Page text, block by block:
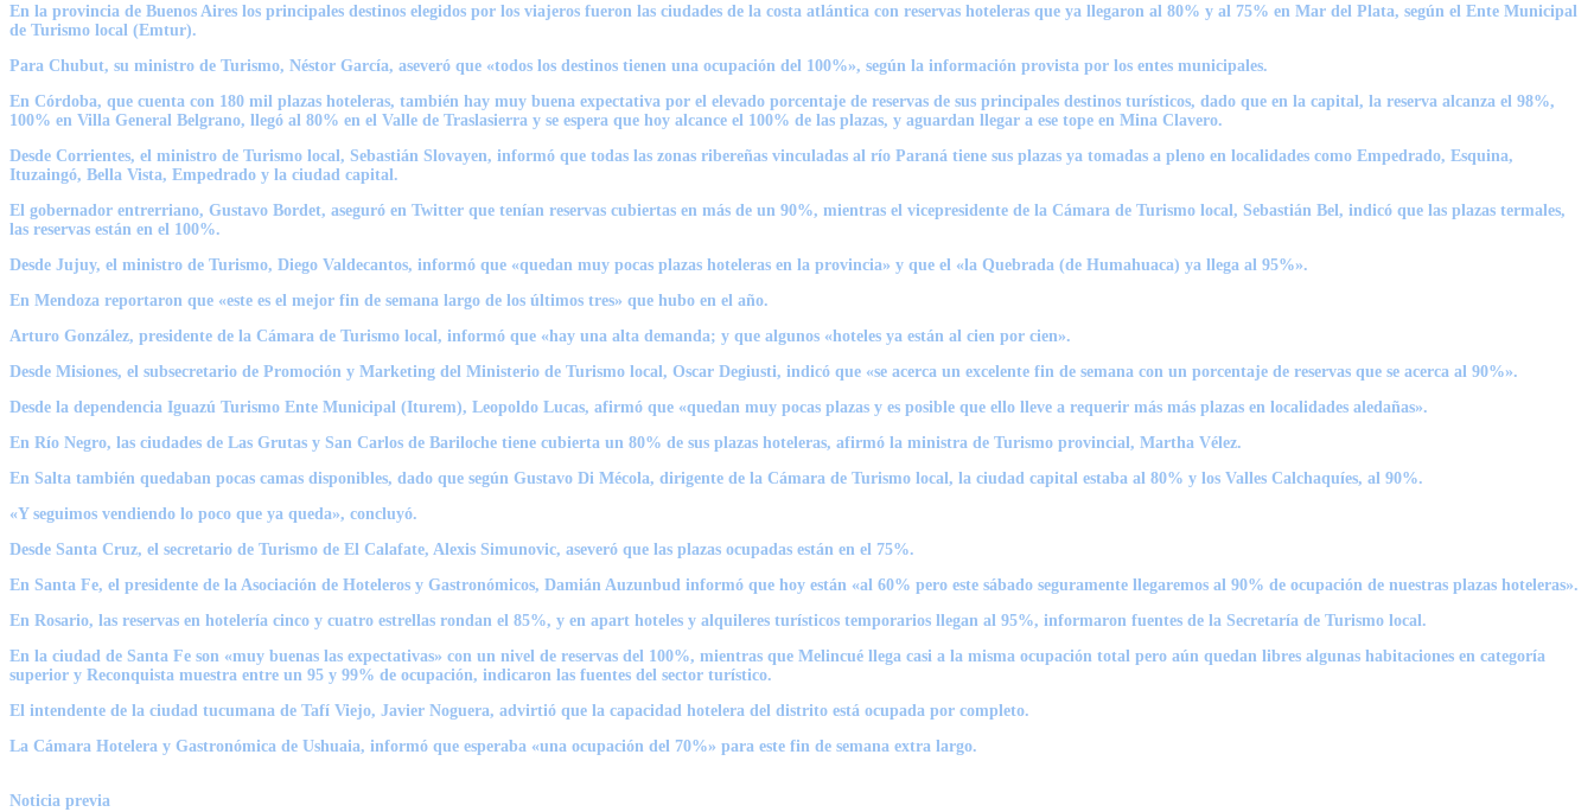
En la provincia de Buenos Aires los principales destinos elegidos por los viajeros fueron las ciudades de la costa atlántica con reservas hoteleras que ya llegaron al 80% y al 75% en Mar del Plata, según el Ente Municipal
de Turismo local (Emtur).
Para Chubut, su ministro de Turismo, Néstor García, aseveró que «todos los destinos tienen una ocupación del 100%», según la información provista por los entes municipales.
En Córdoba, que cuenta con 180 mil plazas hoteleras, también hay muy buena expectativa por el elevado porcentaje de reservas de sus principales destinos turísticos, dado que en la capital, la reserva alcanza el 98%,
100% en Villa General Belgrano, llegó al 80% en el Valle de Traslasierra y se espera que hoy alcance el 100% de las plazas, y aguardan llegar a ese tope en Mina Clavero.
Desde Corrientes, el ministro de Turismo local, Sebastián Slovayen, informó que todas las zonas ribereñas vinculadas al río Paraná tiene sus plazas ya tomadas a pleno en localidades como Empedrado, Esquina,
Ituzaingó, Bella Vista, Empedrado y la ciudad capital.
El gobernador entrerriano, Gustavo Bordet, aseguró en Twitter que tenían reservas cubiertas en más de un 90%, mientras el vicepresidente de la Cámara de Turismo local, Sebastián Bel, indicó que las plazas termales,
las reservas están en el 100%.
Desde Jujuy, el ministro de Turismo, Diego Valdecantos, informó que «quedan muy pocas plazas hoteleras en la provincia» y que el «la Quebrada (de Humahuaca) ya llega al 95%».
En Mendoza reportaron que «este es el mejor fin de semana largo de los últimos tres» que hubo en el año.
Arturo González, presidente de la Cámara de Turismo local, informó que «hay una alta demanda; y que algunos «hoteles ya están al cien por cien».
Desde Misiones, el subsecretario de Promoción y Marketing del Ministerio de Turismo local, Oscar Degiusti, indicó que «se acerca un excelente fin de semana con un porcentaje de reservas que se acerca al 90%».
Desde la dependencia Iguazú Turismo Ente Municipal (Iturem), Leopoldo Lucas, afirmó que «quedan muy pocas plazas y es posible que ello lleve a requerir más más plazas en localidades aledañas».
En Río Negro, las ciudades de Las Grutas y San Carlos de Bariloche tiene cubierta un 80% de sus plazas hoteleras, afirmó la ministra de Turismo provincial, Martha Vélez.
En Salta también quedaban pocas camas disponibles, dado que según Gustavo Di Mécola, dirigente de la Cámara de Turismo local, la ciudad capital estaba al 80% y los Valles Calchaquíes, al 90%.
«Y seguimos vendiendo lo poco que ya queda», concluyó.
Desde Santa Cruz, el secretario de Turismo de El Calafate, Alexis Simunovic, aseveró que las plazas ocupadas están en el 75%.
En Santa Fe, el presidente de la Asociación de Hoteleros y Gastronómicos, Damián Auzunbud informó que hoy están «al 60% pero este sábado seguramente llegaremos al 90% de ocupación de nuestras plazas hoteleras».
En Rosario, las reservas en hotelería cinco y cuatro estrellas rondan el 85%, y en apart hoteles y alquileres turísticos temporarios llegan al 95%, informaron fuentes de la Secretaría de Turismo local.
En la ciudad de Santa Fe son «muy buenas las expectativas» con un nivel de reservas del 100%, mientras que Melincué llega casi a la misma ocupación total pero aún quedan libres algunas habitaciones en categoría
superior y Reconquista muestra entre un 95 y 99% de ocupación, indicaron las fuentes del sector turístico.
El intendente de la ciudad tucumana de Tafí Viejo, Javier Noguera, advirtió que la capacidad hotelera del distrito está ocupada por completo.
La Cámara Hotelera y Gastronómica de Ushuaia, informó que esperaba «una ocupación del 70%» para este fin de semana extra largo.
Noticia previa